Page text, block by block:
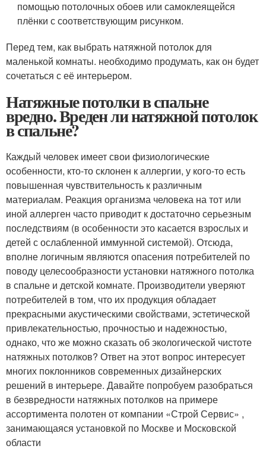
помощью потолочных обоев или самоклеящейся
плёнки с соответствующим рисунком.
Перед тем, как выбрать натяжной потолок для
маленькой комнаты. необходимо продумать, как он будет
сочетаться с её интерьером.
Натяжные потолки в спальне
вредно. Вреден ли натяжной потолок
в спальне?
Каждый человек имеет свои физиологические
особенности, кто-то склонен к аллергии, у кого-то есть
повышенная чувствительность к различным
материалам. Реакция организма человека на тот или
иной аллерген часто приводит к достаточно серьезным
последствиям (в особенности это касается взрослых и
детей с ослабленной иммунной системой). Отсюда,
вполне логичным являются опасения потребителей по
поводу целесообразности установки натяжного потолка
в спальне и детской комнате. Производители уверяют
потребителей в том, что их продукция обладает
прекрасными акустическими свойствами, эстетической
привлекательностью, прочностью и надежностью,
однако, что же можно сказать об экологической чистоте
натяжных потолков? Ответ на этот вопрос интересует
многих поклонников современных дизайнерских
решений в интерьере. Давайте попробуем разобраться
в безвредности натяжных потолков на примере
ассортимента полотен от компании «Строй Сервис» ,
занимающаяся установкой по Москве и Московской
области